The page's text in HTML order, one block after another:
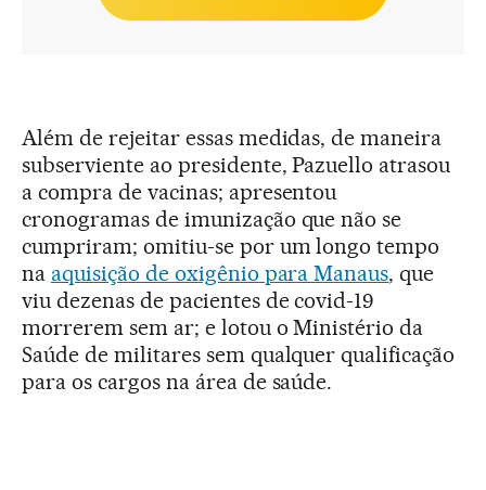
Além de rejeitar essas medidas, de maneira
subserviente ao presidente, Pazuello atrasou
a compra de vacinas; apresentou
cronogramas de imunização que não se
cumpriram; omitiu-se por um longo tempo
na aquisição de oxigênio para Manaus, que
viu dezenas de pacientes de covid-19
morrerem sem ar; e lotou o Ministério da
Saúde de militares sem qualquer qualificação
para os cargos na área de saúde.